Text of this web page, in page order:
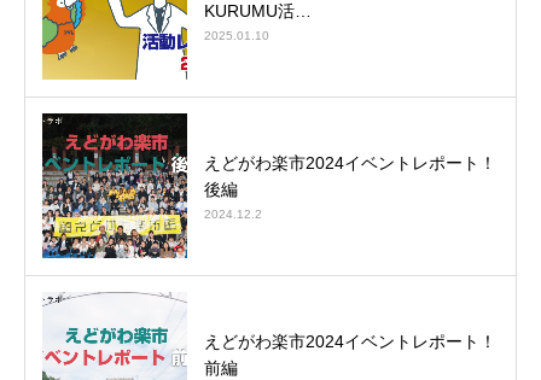
KURUMU活…
2025.01.10
えどがわ楽市2024イベントレポート！
後編
2024.12.2
えどがわ楽市2024イベントレポート！
前編